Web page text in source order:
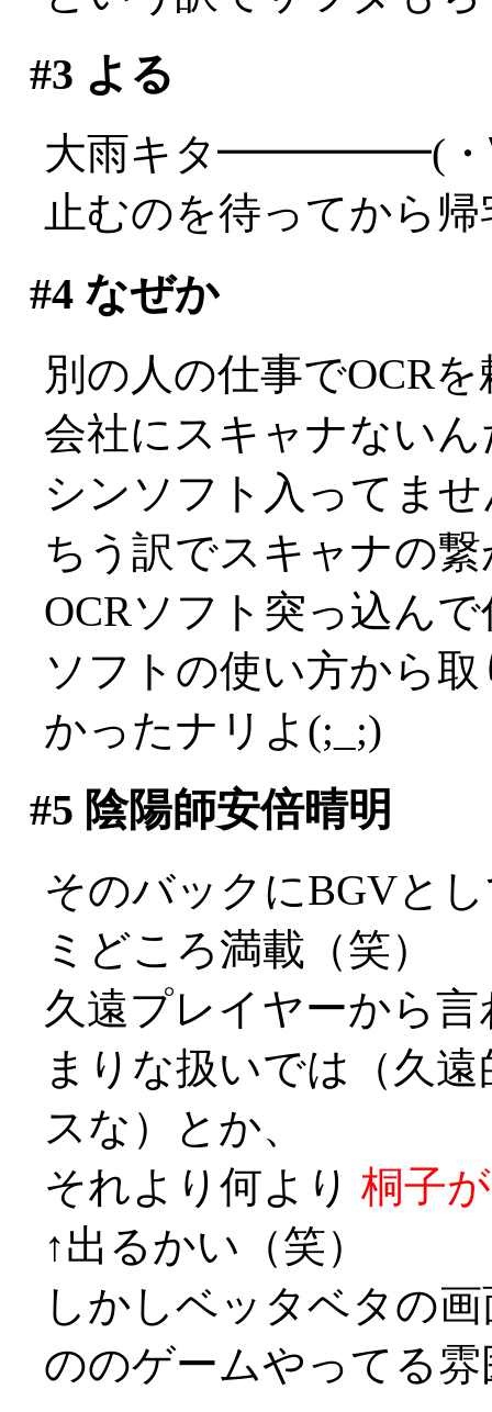
#3 よる
大雨キタ━━━━━(
止むのを待ってから帰
#4なぜか
別の人の仕事でOCR
会社にスキャナない
シンソフト入ってま
ちう訳でスキャナの
OCRソフト突っ込ん
ソフトの使い方から
かったナリよ(;_;)
#5 陰陽師安倍晴明
そのバックにBGVと
ミどころ満載（笑）
久遠プレイヤーから
まりな扱いでは（久
スな）とか、
それより何より 桐子
↑出るかい（笑）
しかしベッタベタの
ののゲームやってる